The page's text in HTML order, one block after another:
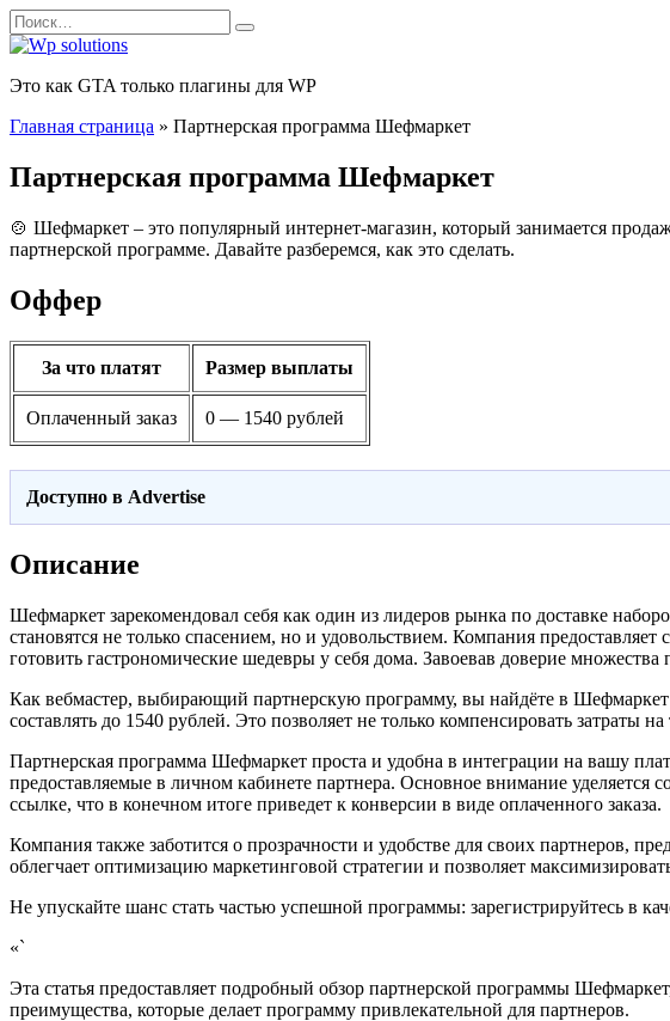
Перейти
к
содержанию
Search
for:
Это как GTA только плагины для WP
Главная страница » Партнерская программа Шефмаркет
Партнерская программа Шефмаркет
🍲 Шефмаркет – это популярный интернет-магазин, который занимается
партнерской программе. Давайте разберемся, как это сделать.
Оффер
За что платят Размер выплаты
Оплаченный заказ 0 — 1540 рублей
Доступно в Advertise
Описание
Шефмаркет зарекомендовал себя как один из лидеров рынка по доставке
становятся не только спасением, но и удовольствием. Компания
готовить гастрономические шедевры у себя дома. Завоевав доверие
Как вебмастер, выбирающий партнерскую программу, вы найдёте в Шефмаркет
составлять до 1540 рублей. Это позволяет не только компенсировать затраты
Партнерская программа Шефмаркет проста и удобна в интеграции на вашу
предоставляемые в личном кабинете партнера. Основное внимание уделяется
ссылке, что в конечном итоге приведет к конверсии в виде оплаченного заказа.
Компания также заботится о прозрачности и удобстве для своих партнеров,
облегчает оптимизацию маркетинговой стратегии и позволяет
Не упускайте шанс стать частью успешной программы: зарегистрируйтесь в
«`
Эта статья предоставляет подробный обзор партнерской программы
преимущества, которые делает программу привлекательной для партнеров.